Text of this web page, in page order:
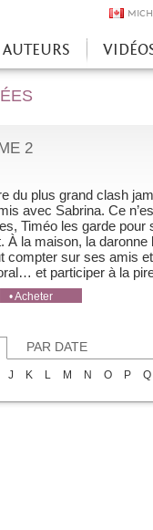
AUTEURS
2
du plus grand clash
avec Sabrina. Ce
Timéo les garde pour
À la maison, la
compter sur ses amis
et participer à la
• Acheter
PAR DATE
J K L M N O P Q